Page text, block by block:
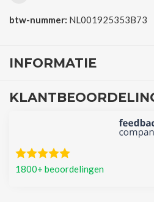
btw-nummer: NL001925353B73
INFORMATIE
1800+ beoordelingen